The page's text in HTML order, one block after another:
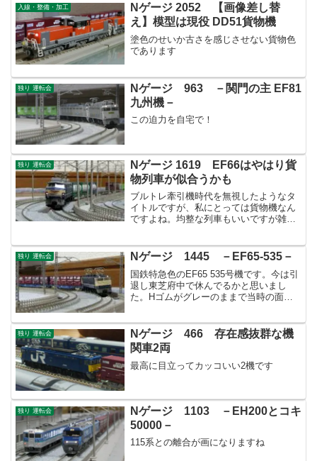
入線・整備・加工
Nゲージ 2052 【画像差し替
え】模型は現役 DD51貨物機
塗色のせいか古さを感じさせない貨物色
であります
独り 運転会
Nゲージ 963 －関門の主 EF81
九州機－
この迫力を自宅で！
独り 運転会
Nゲージ 1619 EF66はやはり貨
物列車が似合うかも
ブルトレ牽引機時代を無視したようなタ
イトルですが、私にとっては貨物機なん
ですよね。均整な列車もいいですが雑多
独り 運転会 Nゲージ 1445 －EF65-535－
国鉄特急色のEF65 535号機です。今は引
退し東芝府中で休んでるかと思いまし
た。Hゴムがグレーのままで当時の面影
就かせてみたくなりますね！
独り 運転会
Nゲージ 466 存在感抜群な機
関車2両
最高に目立ってカッコいい2機です
独り 運転会
Nゲージ 1103 －EH200とコキ
50000－
115系との離合が画になりますね